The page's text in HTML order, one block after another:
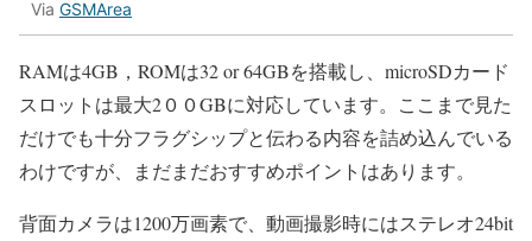
Via GSMArea
RAMは4GB，ROMは32 or 64GBを搭載し、microSDカード
スロットは最大2００GBに対応しています。ここまで見た
だけでも十分フラグシップと伝わる内容を詰め込んでいる
わけですが、まだまだおすすめポイントはあります。
背面カメラは1200万画素で、動画撮影時にはステレオ24bit